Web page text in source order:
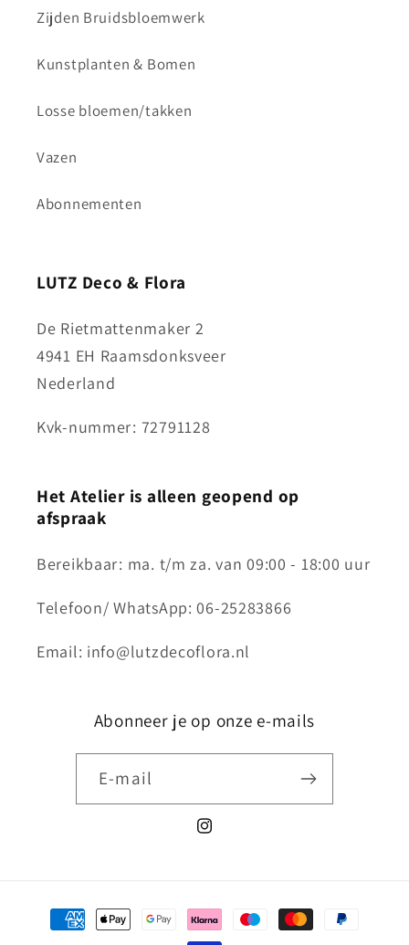
Zijden Bruidsbloemwerk
Kunstplanten & Bomen
Losse bloemen/takken
Vazen
Abonnementen
LUTZ Deco & Flora
De Rietmattenmaker 2
4941 EH Raamsdonksveer
Nederland
Kvk-nummer: 72791128
Het Atelier is alleen geopend op
afspraak
Bereikbaar: ma. t/m za. van 09:00 - 18:00 uur
Telefoon/ WhatsApp: 06-25283866
Email: info@lutzdecoflora.nl
Abonneer je op onze e-mails
E‑mail
Instagram
Betaalmethoden